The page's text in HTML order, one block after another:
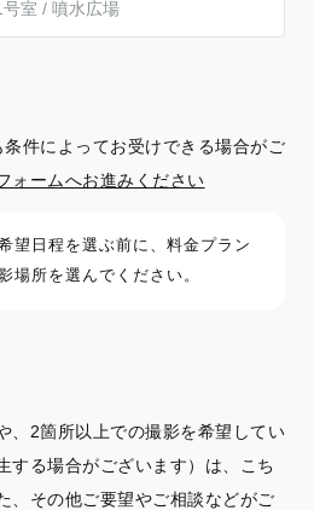
件によってお受けできる場合がご
ォームへお進みください
望日程を選ぶ前に、料金プラン
場所を選んでください。
、2箇所以上での撮影を希望してい
る場合がございます）は、こち
、その他ご要望やご相談などがご